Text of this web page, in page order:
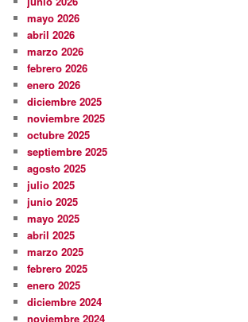
mayo 2026
abril 2026
marzo 2026
febrero 2026
enero 2026
diciembre 2025
noviembre 2025
octubre 2025
septiembre 2025
agosto 2025
julio 2025
junio 2025
mayo 2025
abril 2025
marzo 2025
febrero 2025
enero 2025
diciembre 2024
noviembre 2024